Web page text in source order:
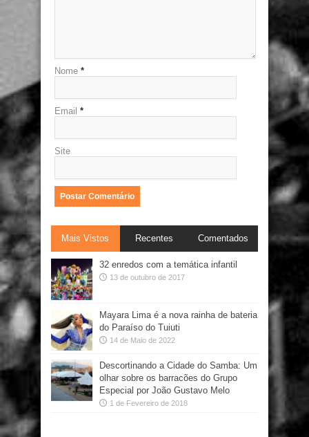
Nome *
Email *
Site
Mais Vistos Recentes Comentados
32 enredos com a temática infantil
13 de outubro de 2017
Mayara Lima é a nova rainha de bateria
do Paraíso do Tuiuti
14 de Maio de 2022
Descortinando a Cidade do Samba: Um
olhar sobre os barracões do Grupo
Especial por João Gustavo Melo
1 de Fevereiro de 2018